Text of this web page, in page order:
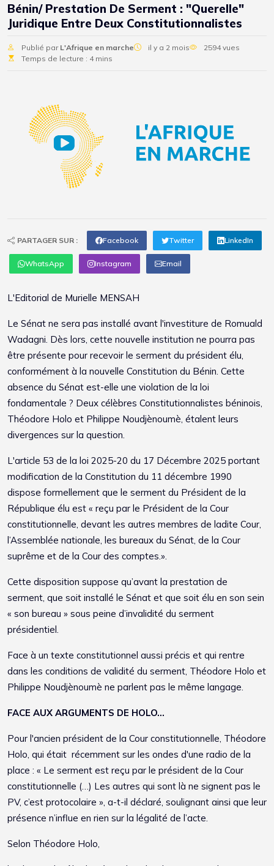
Bénin/ Prestation De Serment : "Querelle"
Juridique Entre Deux Constitutionnalistes
Publié par L'Afrique en marche il y a 2 mois
2594 vues
Temps de lecture : 4 mins
PARTAGER SUR : Facebook Twitter LinkedIn
WhatsApp Instagram Email
L'Editorial de Murielle MENSAH
Le Sénat ne sera pas installé avant l'investiture de Romuald
Wadagni. Dès lors, cette nouvelle institution ne pourra pas
être présente pour recevoir le serment du président élu,
conformément à la nouvelle Constitution du Bénin. Cette
absence du Sénat est-elle une violation de la loi
fondamentale ? Deux célèbres Constitutionnalistes béninois,
Théodore Holo et Philippe Noudjènoumè, étalent leurs
divergences sur la question.
L'article 53 de la loi 2025-20 du 17 Décembre 2025 portant
modification de la Constitution du 11 décembre 1990
dispose formellement que le serment du Président de la
République élu est « reçu par le Président de la Cour
constitutionnelle, devant les autres membres de ladite Cour,
l’Assemblée nationale, les bureaux du Sénat, de la Cour
suprême et de la Cour des comptes.».
Cette disposition suppose qu’avant la prestation de
serment, que soit installé le Sénat et que soit élu en son sein
« son bureau » sous peine d’invalidité du serment
présidentiel.
Face à un texte constitutionnel aussi précis et qui rentre
dans les conditions de validité du serment, Théodore Holo et
Philippe Noudjènoumè ne parlent pas le même langage.
FACE AUX ARGUMENTS DE HOLO...
Pour l'ancien président de la Cour constitutionnelle, Théodore
Holo, qui était récemment sur les ondes d'une radio de la
place : « Le serment est reçu par le président de la Cour
constitutionnelle (…) Les autres qui sont là ne signent pas le
PV, c’est protocolaire », a-t-il déclaré, soulignant ainsi que leur
présence n’influe en rien sur la légalité de l’acte.
Selon Théodore Holo,